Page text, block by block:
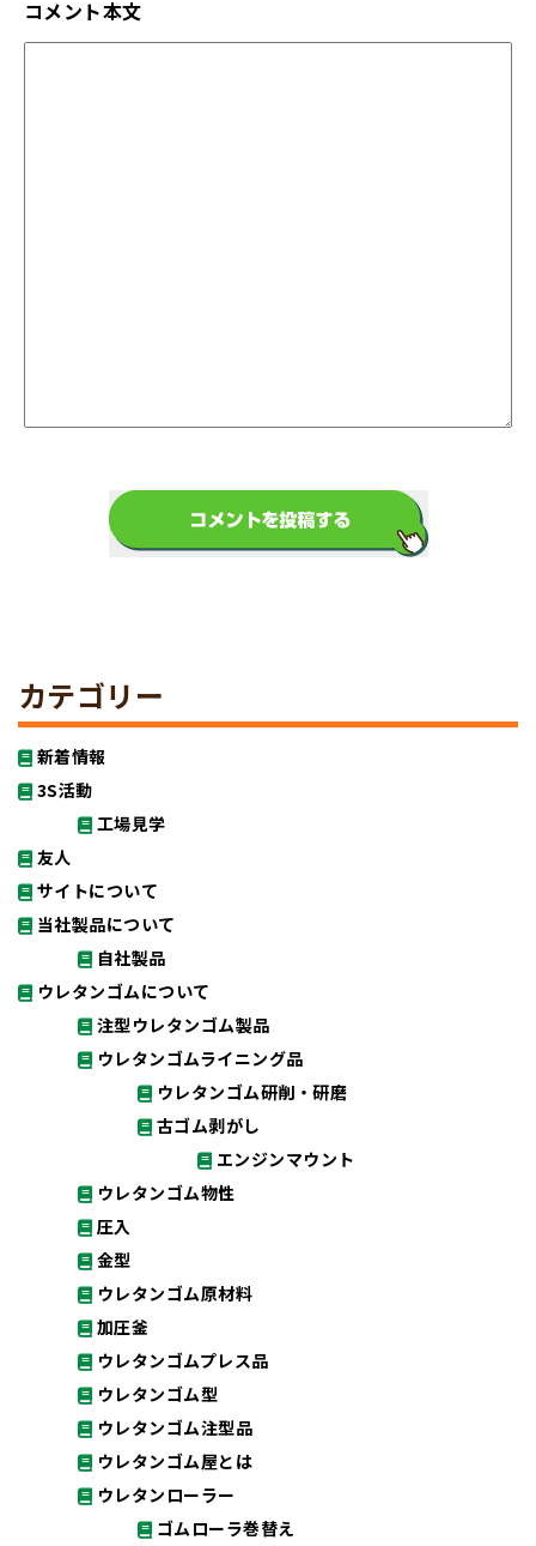
コメント本文
カテゴリー
新着情報
3S活動
工場見学
友人
サイトについて
当社製品について
自社製品
ウレタンゴムについて
注型ウレタンゴム製品
ウレタンゴムライニング品
ウレタンゴム研削・研磨
古ゴム剥がし
エンジンマウント
ウレタンゴム物性
圧入
金型
ウレタンゴム原材料
加圧釜
ウレタンゴムプレス品
ウレタンゴム型
ウレタンゴム注型品
ウレタンゴム屋とは
ウレタンローラー
ゴムローラ巻替え